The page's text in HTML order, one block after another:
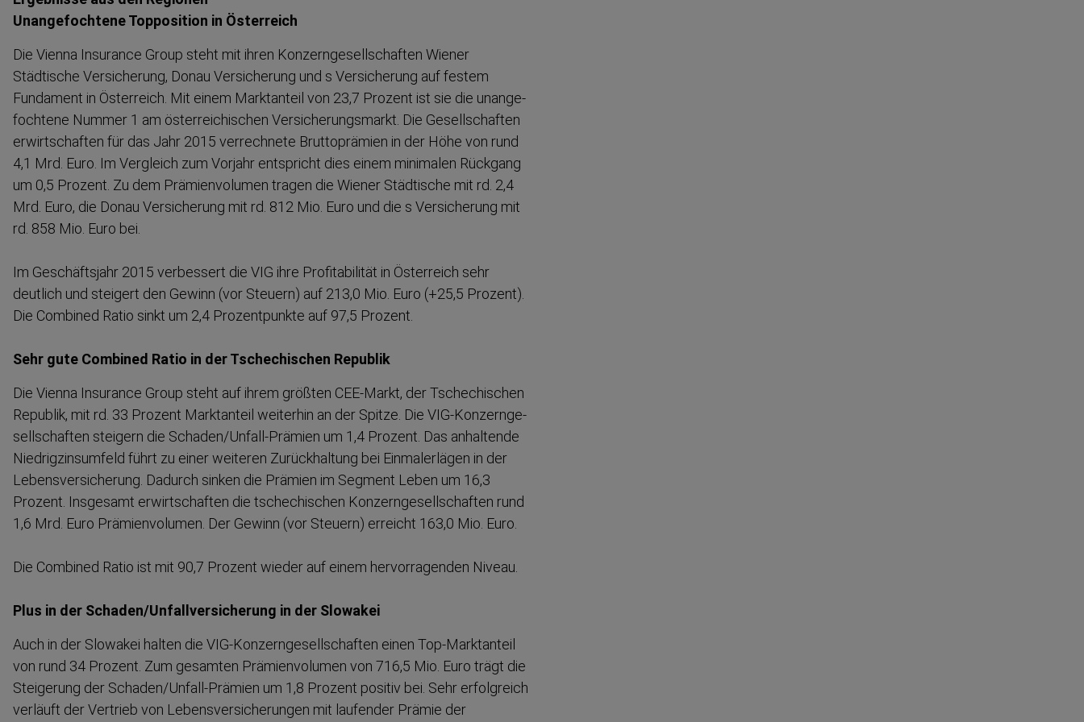
Unange­fochtene Topposition in Österreich
Die Vienna Insurance Group steht mit ihren Konzern­ge­sell­schaften Wiener
Städtische Versicherung, Donau Versicherung und s Versicherung auf festem
Fundament in Österreich. Mit einem Marktanteil von 23,7 Prozent ist sie die unange­
fochtene Nummer 1 am österrei­chischen Versiche­rungsmarkt. Die Gesell­schaften
erwirt­schaften für das Jahr 2015 verrechnete Brutto­prämien in der Höhe von rund
4,1 Mrd. Euro. Im Vergleich zum Vorjahr entspricht dies einem minimalen Rückgang
um 0,5 Prozent. Zu dem Prämien­volumen tragen die Wiener Städtische mit rd. 2,4
Mrd. Euro, die Donau Versicherung mit rd. 812 Mio. Euro und die s Versicherung mit
rd. 858 Mio. Euro bei.
Im Geschäftsjahr 2015 verbessert die VIG ihre Profita­bilität in Österreich sehr
deutlich und steigert den Gewinn (vor Steuern) auf 213,0 Mio. Euro (+25,5 Prozent).
Die Combined Ratio sinkt um 2,4 Prozent­punkte auf 97,5 Prozent.
Sehr gute Combined Ratio in der Tschechischen Republik
Die Vienna Insurance Group steht auf ihrem größten CEE-Markt, der Tschechischen
Republik, mit rd. 33 Prozent Marktanteil weiterhin an der Spitze. Die VIG-​Konzern­ge­
sell­schaften steigern die Schaden/Unfall-​Prämien um 1,4 Prozent. Das anhaltende
Niedrig­zin­s­umfeld führt zu einer weiteren Zurück­haltung bei Einmal­erlägen in der
Lebens­ver­si­cherung. Dadurch sinken die Prämien im Segment Leben um 16,3
Prozent. Insgesamt erwirt­schaften die tschechischen Konzern­ge­sell­schaften rund
1,6 Mrd. Euro Prämien­volumen. Der Gewinn (vor Steuern) erreicht 163,0 Mio. Euro.
Die Combined Ratio ist mit 90,7 Prozent wieder auf einem hervor­ra­genden Niveau.
Plus in der Schaden/Unfall­ver­si­cherung in der Slowakei
Auch in der Slowakei halten die VIG-​Konzern­ge­sell­schaften einen Top-​Marktanteil
von rund 34 Prozent. Zum gesamten Prämien­volumen von 716,5 Mio. Euro trägt die
Steigerung der Schaden/Unfall-​Prämien um 1,8 Prozent positiv bei. Sehr erfolgreich
verläuft der Vertrieb von Lebens­ver­si­che­rungen mit laufender Prämie der